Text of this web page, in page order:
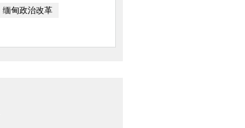
缅甸政治改革